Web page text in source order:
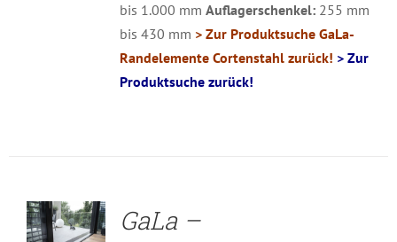
bis 1.000 mm Auflagerschenkel:255 mm
bis 430 mm > Zur Produktsuche GaLa-
Randelemente Cortenstahl zurück! > Zur
Produktsuche zurück!
GaLa –